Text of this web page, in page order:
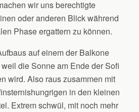
wir uns berechtigte
oder anderen Blick während
Phase ergattern zu können.
auf einem der Balkone
die Sonne am Ende der Sofi
wird. Also raus zusammen mit
in den kleinen
Extrem schwül, mit noch mehr